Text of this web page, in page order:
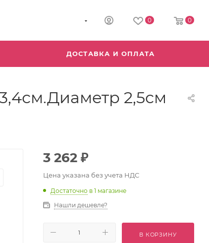
0 0
ДОСТАВКА И ОПЛАТА
2,5см
3 262 ₽
Цена указана без учета НДС
Достаточно в 1 магазине
Нашли дешевле?
В КОРЗИНУ